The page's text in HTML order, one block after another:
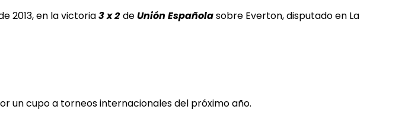
2013, en la victoria3 x 2 deUnión Españolasobre Everton, disputado en La
un cupo a torneos internacionales del próximo año.